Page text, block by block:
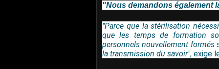
"Nous demandons également
"Parce que la stérilisation
que les temps de formation
personnels nouvellement formés
la transmission du savoir", exige